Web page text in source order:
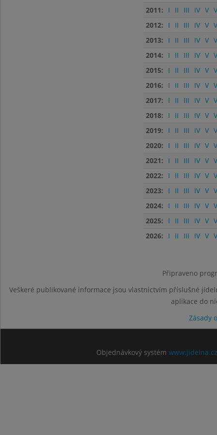
2011:
I II III IV V
2012:
I II III IV V
2013:
I II III IV V
2014:
I II III IV V
2015:
I II III IV V
2016:
I II III IV V
2017:
I II III IV V
2018:
I II III IV V
2019:
I II III IV V
2020:
I II III IV V
2021:
I II III IV V
2022:
I II III IV V
2023:
I II III IV V
2024:
I II III IV V
2025:
I II III IV V
2026:
I II III IV V
Připraveno
Veškeré publikované informace jsou vlastnictvím příslušné
aplikace do
Zásady
Objednávkový systém www.jidelna.cz